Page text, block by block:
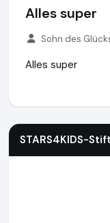
Alles super
Sohn des
Alles super
STARS4KIDS-